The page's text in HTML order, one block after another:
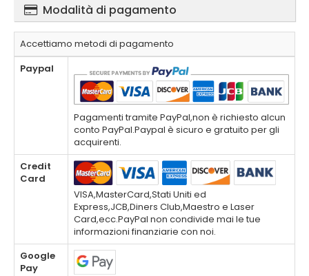
Modalità di pagamento
Accettiamo metodi di pagamento
Paypal
Pagamenti tramite PayPal,non è richiesto alcun
conto PayPal.Paypal è sicuro e gratuito per gli
acquirenti.
Credit
Card
VISA,MasterCard,Stati Uniti ed
Express,JCB,Diners Club,Maestro e Laser
Card,ecc.PayPal non condivide mai le tue
informazioni finanziarie con noi.
Google
Pay